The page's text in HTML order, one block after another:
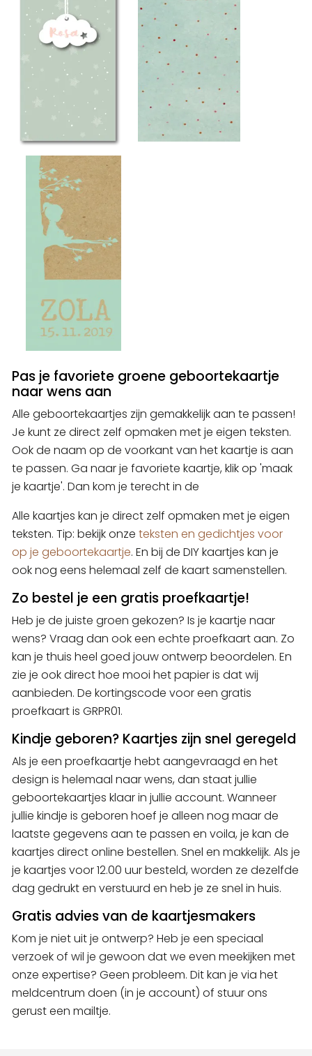
Pas je favoriete groene geboortekaartje
naar wens aan
Alle geboortekaartjes zijn gemakkelijk aan te passen!
Je kunt ze direct zelf opmaken met je eigen teksten.
Ook de naam op de voorkant van het kaartje is aan
te passen. Ga naar je favoriete kaartje, klik op 'maak
je kaartje'. Dan kom je terecht in de
Alle kaartjes kan je direct zelf opmaken met je eigen
teksten. Tip: bekijk onze teksten en gedichtjes voor
op je geboortekaartje. En bij de DIY kaartjes kan je
ook nog eens helemaal zelf de kaart samenstellen.
Zo bestel je een gratis proefkaartje!
Heb je de juiste groen gekozen? Is je kaartje naar
wens? Vraag dan ook een echte proefkaart aan. Zo
kan je thuis heel goed jouw ontwerp beoordelen. En
zie je ook direct hoe mooi het papier is dat wij
aanbieden. De kortingscode voor een gratis
proefkaart is GRPR01.
Kindje geboren? Kaartjes zijn snel geregeld
Als je een proefkaartje hebt aangevraagd en het
design is helemaal naar wens, dan staat jullie
geboortekaartjes klaar in jullie account. Wanneer
jullie kindje is geboren hoef je alleen nog maar de
laatste gegevens aan te passen en voila, je kan de
kaartjes direct online bestellen. Snel en makkelijk. Als je
je kaartjes voor 12.00 uur besteld, worden ze dezelfde
dag gedrukt en verstuurd en heb je ze snel in huis.
Gratis advies van de kaartjesmakers
Kom je niet uit je ontwerp? Heb je een speciaal
verzoek of wil je gewoon dat we even meekijken met
onze expertise? Geen probleem. Dit kan je via het
meldcentrum doen (in je account) of stuur ons
gerust een mailtje.